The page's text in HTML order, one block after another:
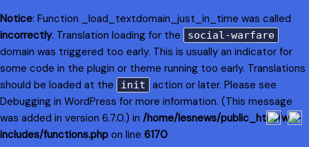
Notice: Function _load_textdomain_just_in_time was called
incorrectly. Translation loading for the social-warfare
domain was triggered too early. This is usually an indicator for
some code in the plugin or theme running too early. Translations
should be loaded at the
init
action or later. Please see
Debugging in WordPress for more information. (This message
was added in version 6.7.0.) in /home/lesnews/public_html/wp-
includes/functions.php on line 6170